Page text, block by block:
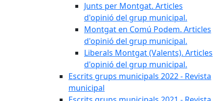
Junts per Montgat. Articles
d'opinió del grup municipal.
Montgat en Comú Podem. Articles
d'opinió del grup municipal.
Liberals Montgat (Valents). Articles
d'opinió del grup municipal.
Escrits grups municipals 2022 - Revista
municipal